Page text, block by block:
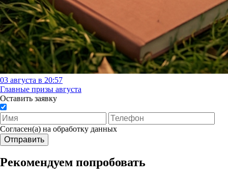
03 августа в 20:57
Главные призы августа
Оставить заявку
Согласен(а) на обработку данных
Отправить
Рекомендуем попробовать